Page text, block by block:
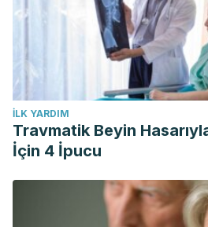
İLK YARDIM
Travmatik Beyin
İçin 4 İpucu